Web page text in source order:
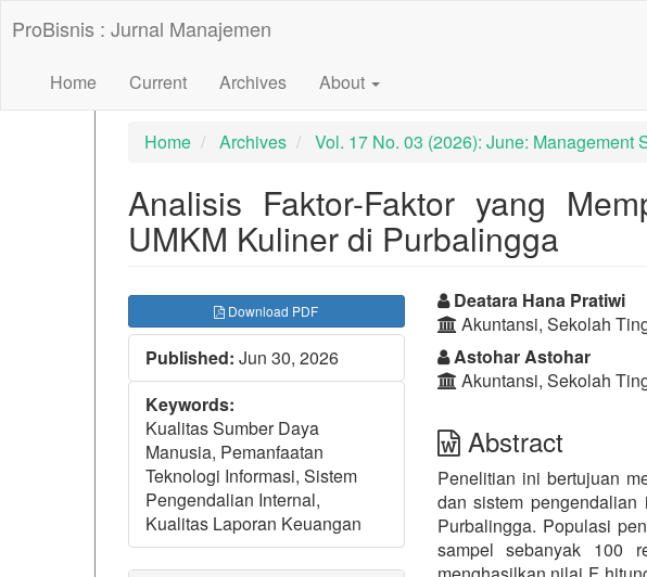
##plugins.themes.bootstrap3.accessible_menu.main_navigation##
##plugins.themes.bootstrap3.accessible_menu.sidebar##
ProBisnis : Jurnal Manajemen
Home Current Archives About
Home Archives Vol. 17 No. 03 (2026): June: Management
Analisis Faktor-Faktor yang
UMKM Kuliner di Purbalingga
Download PDF
Published: Jun 30, 2026
Keywords:
Kualitas Sumber Daya
Manusia, Pemanfaatan
Teknologi Informasi, Sistem
Pengendalian Internal,
Kualitas Laporan Keuangan
Deatara Hana Pratiwi
Akuntansi, Sekolah
Astohar Astohar
Akuntansi, Sekolah
Abstract
Penelitian ini bertujuan
dan sistem
Purbalingga. Populasi
sampel sebanyak 100